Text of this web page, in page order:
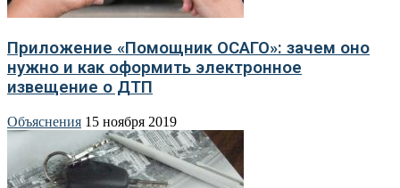
Приложение «Помощник ОСАГО»: зачем оно
нужно и как оформить электронное
извещение о ДТП
Объяснения 15 ноября 2019